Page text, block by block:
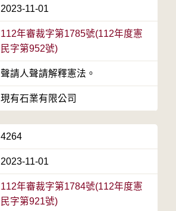
2023-11-01
112年審裁字第1785號(112年度憲
民字第952號)
聲請人聲請解釋憲法。
現有石業有限公司
4264
2023-11-01
112年審裁字第1784號(112年度憲
民字第921號)